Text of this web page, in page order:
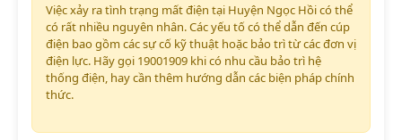
Việc xảy ra tình trạng mất điện tại Huyện Ngọc Hồi có thể
có rất nhiều nguyên nhân. Các yếu tố có thể dẫn đến cúp
điện bao gồm các sự cố kỹ thuật hoặc bảo trì từ các đơn vị
điện lực. Hãy gọi 19001909 khi có nhu cầu bảo trì hệ
thống điện, hay cần thêm hướng dẫn các biện pháp chính
thức.